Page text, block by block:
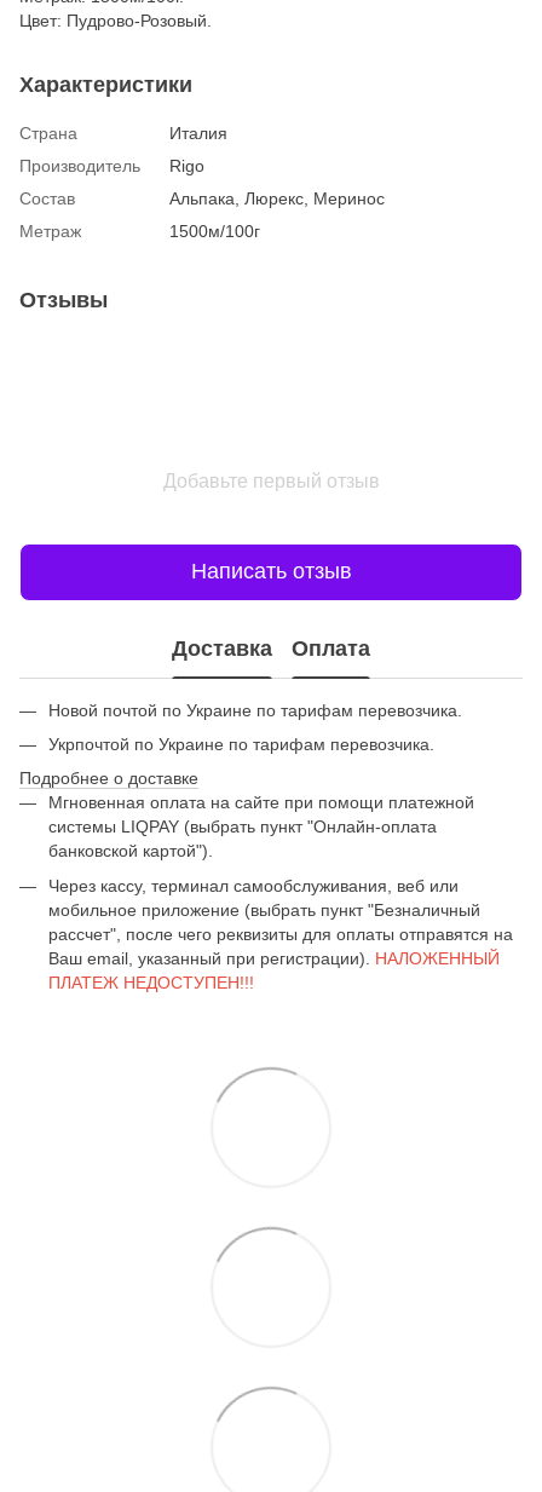
Цвет: Пудрово-Розовый.
Характеристики
Страна
Италия
Производитель
Rigo
Состав
Альпака, Люрекс, Меринос
Метраж
1500м/100г
Отзывы
Добавьте первый отзыв
Написать отзыв
Доставка Оплата
Новой почтой по Украине по тарифам перевозчика.
Укрпочтой по Украине по тарифам перевозчика.
Подробнее о доставке
Мгновенная оплата на сайте при помощи платежной
системы LIQPAY (выбрать пункт "Онлайн-оплата
банковской картой").
Через кассу, терминал самообслуживания, веб или
мобильное приложение (выбрать пункт "Безналичный
рассчет", после чего реквизиты для оплаты отправятся на
Ваш email, указанный при регистрации). НАЛОЖЕННЫЙ
ПЛАТЕЖ НЕДОСТУПЕН!!!